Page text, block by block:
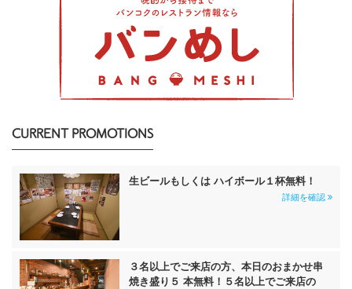
CURRENT PROMOTIONS
生ビールもしくは ハイボール１杯無料！
詳細を確認
３名以上でご来店の方、本日のおまかせ串
焼き盛り５ 本無料！５名以上でご来店の